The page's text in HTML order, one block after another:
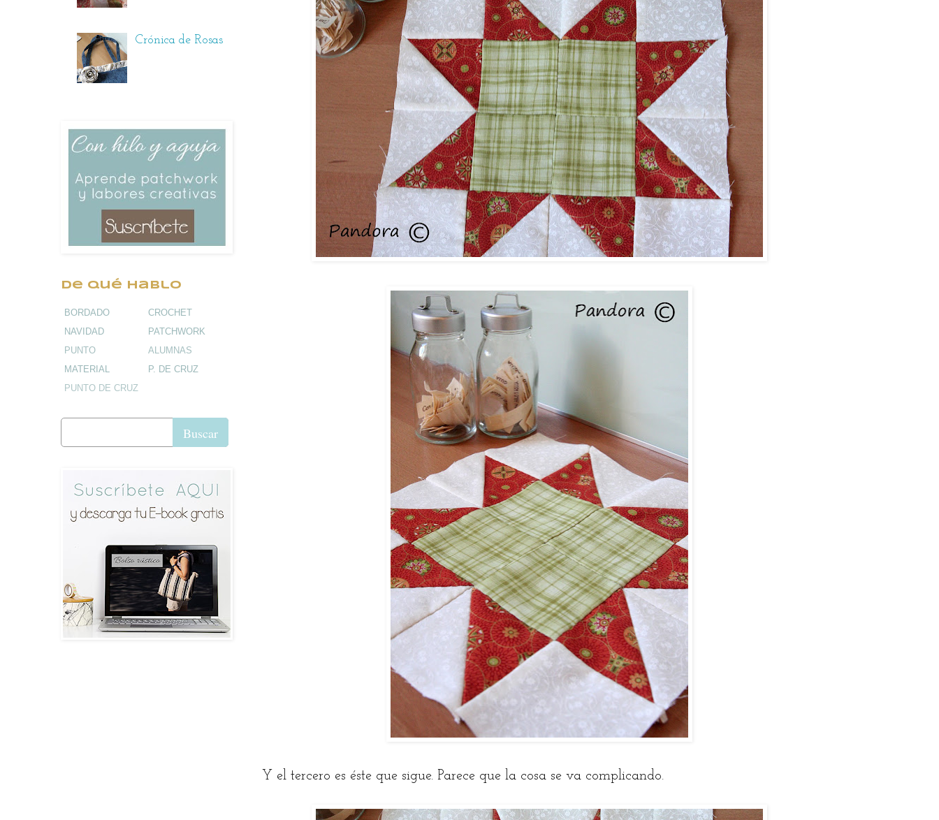
Y el tercero es éste que sigue. Parece que la cosa se va complicando.
Crónica de Rosas
De qué hablo
BORDADO
CROCHET
NAVIDAD
PATCHWORK
PUNTO
ALUMNAS
MATERIAL
P. DE CRUZ
PUNTO DE CRUZ
Buscar